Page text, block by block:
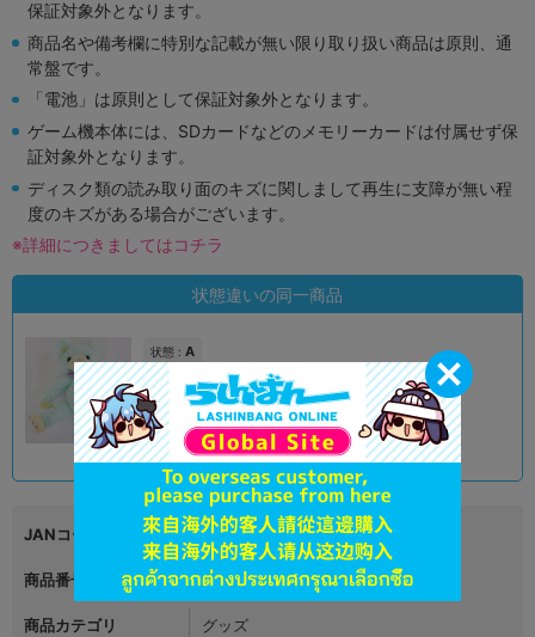
保証対象外となります。
商品名や備考欄に特別な記載が無い限り取り扱い商品は原則、通
常盤です。
「電池」は原則として保証対象外となります。
ゲーム機本体には、SDカードなどのメモリーカードは付属せず保
証対象外となります。
ディスク類の読み取り面のキズに関しまして再生に支障が無い程
度のキズがある場合がございます。
※詳細につきましてはコチラ
状態違いの同一商品
状態 : A
オンライン
品切状態 1,990円 税込
JANコード
商品番号 L06308154
商品カテゴリ グッズ